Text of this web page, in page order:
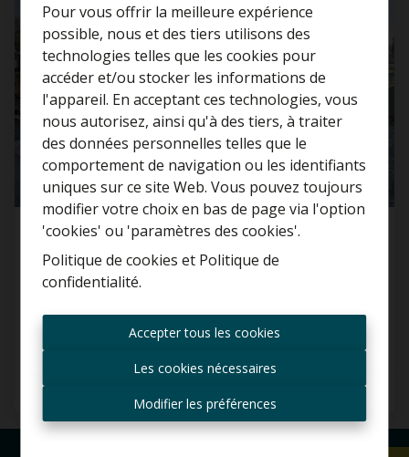
Pour vous offrir la meilleure expérience
possible, nous et des tiers utilisons des
technologies telles que les cookies pour
accéder et/ou stocker les informations de
l'appareil. En acceptant ces technologies, vous
nous autorisez, ainsi qu'à des tiers, à traiter
des données personnelles telles que le
comportement de navigation ou les identifiants
uniques sur ce site Web. Vous pouvez toujours
modifier votre choix en bas de page via l'option
'cookies' ou 'paramètres des cookies'.
Politique de cookies et Politique de
confidentialité.
Accepter tous les cookies
Les cookies nécessaires
Modifier les préférences
Villa
1820 Steenokkerzeel
Curieux de connaître la
valeur de votre maison ?
Estimation gratuite
Toujours être le premier
informé des nouvelles
offres ?
mail